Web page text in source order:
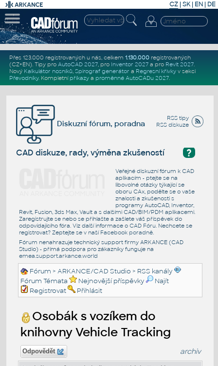
CZ | SK| EN | DE
Přes 123.000 registrovaných u nás, celkem 1.130.000registrovaných
(CZ+EN). Tipy pro AutoCAD 2027, pro Inventor 2027a pro Revit 2027.
Nový Kalkulátor nosníků, Spirograf generátor a Regresní křivkyv sekci
Převodníky. Kompletní příkazya proměnné AutoCADu 2027.
RSS tipy
RSS diskuze
Diskuzní fórum, poradna
?
CAD diskuze, rady, výměna zkušeností
Veřejné diskuzní fórum k CAD
aplikacím - ptejte se na
libovolné otázky týkající se
oboru CAx, podělte se o vaše
znalosti a zkušenosti s
programy AutoCAD, Inventor,
Revit, Fusion, 3ds Max, Vault a s dalšími CAD/BIM/PDM aplikacemi.
Zaregistrujte se nebo se přihlašte a zašlete váš příspěvek do
odpovídajícího fóra. Viz další informace o CAD Fóru. Nechcete se
registrovat? Zeptejte se v naší Facebook poradně.
Fórum nenahrazuje technický support firmy ARKANCE (CAD
Studio) - přímá podpora pro zákazníky funguje na
emea.support.arkance.world
Fórum >ARKANCE/CAD Studio > RSS kanály
Fórum Témata
Nejnovější příspěvky
Najít
Registrovat
Přihlásit
Osobák s vozíkem do
knihovny Vehicle Tracking
Odpovědět archiv